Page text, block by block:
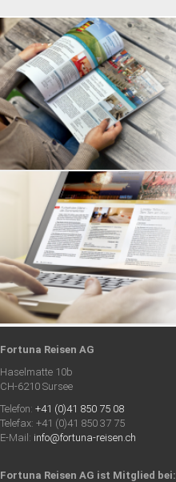
Fortuna Reisen AG
Haselmatte 10b
CH-6210 Sursee
Telefon: +41 (0)41 850 75 08
Telefax: +41 (0)41 850 37 75
E-Mail: info@fortuna-reisen.ch
Fortuna Reisen AG ist Mitglied bei: